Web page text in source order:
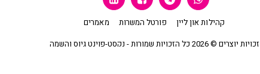
קהילות און ליין פורטל המשרות
מאמרים
זכויות יוצרים © 2026 כל הזכויות שמורות -
נקסט-פוינט גיוס והשמה